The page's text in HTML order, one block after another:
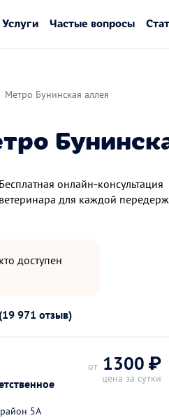
Услуги Частые вопросы
Метро Бунинская аллея
Бесплатная онлайн‑консультация
ветеринара для каждой
доступен
971 отзыв)
5А
от 1300 ₽
цена за сутки